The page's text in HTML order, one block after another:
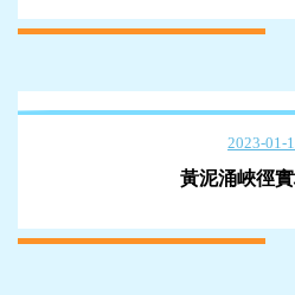
2023-01-
黃泥涌峽徑